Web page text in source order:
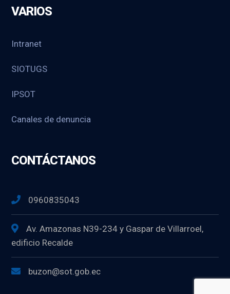
VARIOS
Intranet
SIOTUGS
IPSOT
Canales de denuncia
CONTÁCTANOS
0960835043
Av. Amazonas N39-234 y Gaspar de Villarroel,
edificio Recalde
buzon@sot.gob.ec